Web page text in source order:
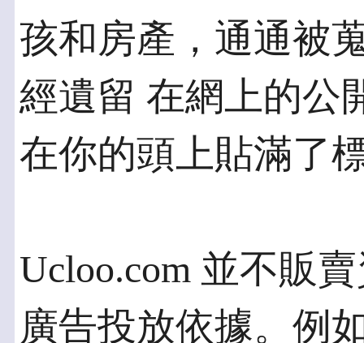
孩和房產，通通被
經遺留 在網上的公
在你的頭上貼滿了
Ucloo.com 並不販
廣告投放依據。例